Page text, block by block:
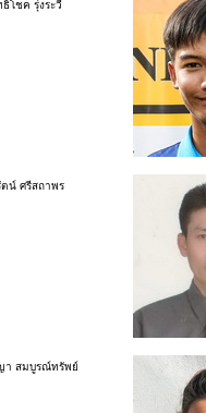
ธิโชค​ รุ่ง​ระ​วี​
น์ ศรีสถาพร
สมบูรณ์ทรัพย์